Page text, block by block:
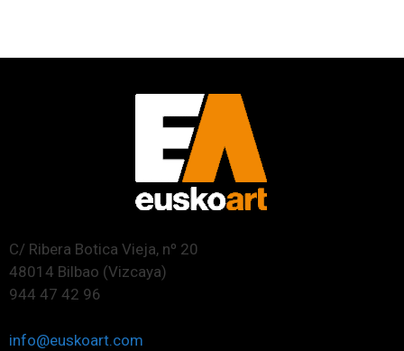
C/ Ribera Botica Vieja, nº 20
48014 Bilbao (Vizcaya)
944 47 42 96
info@euskoart.com